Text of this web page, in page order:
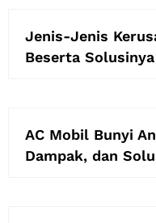
Jenis-Jenis
Beserta Solusinya
AC Mobil Bunyi
Dampak, dan